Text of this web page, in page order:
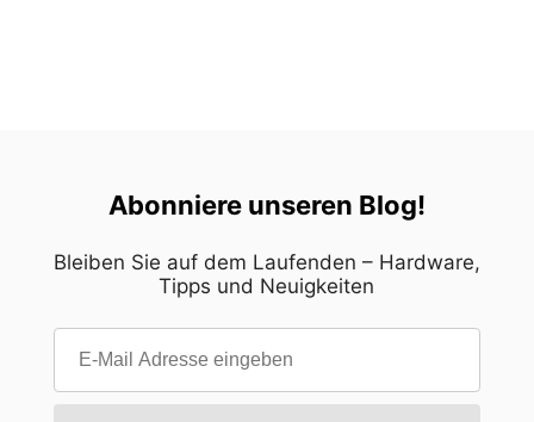
Abonniere unseren Blog!
Bleiben Sie auf dem Laufenden – Hardware,
Tipps und Neuigkeiten